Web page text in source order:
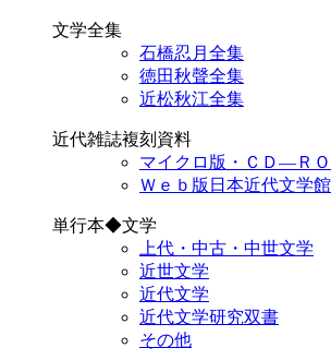
文学全集
石橋忍月全集
徳田秋聲全集
近松秋江全集
近代雑誌複刻資料
マイクロ版・ＣＤ―Ｒ
Ｗｅｂ版日本近代文学館
単行本◆文学
上代・中古・中世文学
近世文学
近代文学
近代文学研究双書
その他